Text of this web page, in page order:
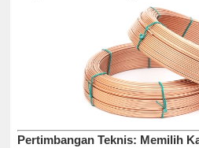
Pertimbangan Teknis: Memilih